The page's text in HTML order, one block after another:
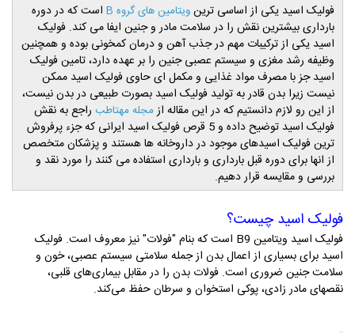
فولیک اسید یکی از اساسی ترینویتامین های گروه B
است که در دوره
بارداری بیشترین نقش را در سلامت مادر و جنین ایفا می کند. فولیک
اسید یکی از ترکیبات مهم در جذب آهن و درمان کمخونی بوده و همچنین
وظیفه رشد مغزی و سیستم عصبی جنین را بر عهده دارد، تامین فولیک
اسید جز با مصرف مواد غذایی و مکمل ای حاوی فولیک اسید ممکن
نیست زیرا بدن قادر به تولید فولیک اسید بصورت طبیعی در بدن نیست،
از این رو لازم دانستیم که در این مقاله ازمجله مهتاطب راجع به نقش
فولیک اسید توضیح داده و 5 قرص فولیک اسید ایرانی که جزء پرفروش
ترین فولیک اسیدهای موجود در داروخانه ها هستند و پزشکان متخصص
از انها برای دوره قبل بارداری و بارداری استفاده می کنند را مورد نقد و
بررسی و مقایسه قرار دهیم.
فولیک اسید چیست؟
فولیک اسید ویتامین B9 است که بنام "فولات" نیز معروف است. فولیک
اسید برای بسیاری از اعمال بدن از جمله سلامتی سیستم عصبی، خون و
سلامت جنین ضروری است. فولات بدن را در مقابل بیماری‌های قلبی،
نقصهای مادر زادی، پوکی استخوان و سرطان حفظ می‌کند.